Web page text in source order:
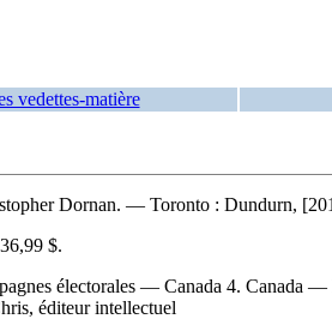
vedettes-matière
Dornan. — Toronto : Dundurn,
36,99 $.
électorales — Canada 4.
éditeur intellectuel